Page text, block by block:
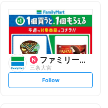
l
o
w
ファミリーマート
三条大宮
s
Follow